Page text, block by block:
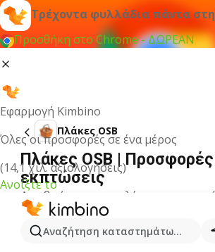
Τρέχοντα φυλλάδια πάντα
Προσθήκη στο Chrome - ΔΩΡΕΑΝ
Εφαρμογή Kimbino
Όλες οι προσφορές σε ένα μέρος
(14,1 χιλ. αξιολογήσεις)
Ανοίξτε το
Αναζήτηση καταστημάτων,
Πλάκες OSB
Πλάκες OSB | Προσφορές
εκπτώσεις
Δεν βρήκαμε αποτελέσματα για
Άλλα φυλλάδια από την